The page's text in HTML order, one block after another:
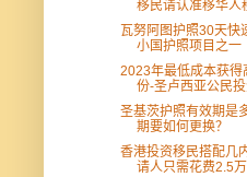
移民请认准移华人
瓦努阿图护照30天快
小国护照项目之一
2023年最低成本获得
份-圣卢西亚公民投
圣基茨护照有效期是
期要如何更换？
香港投资移民搭配几
请人只需花费2.5